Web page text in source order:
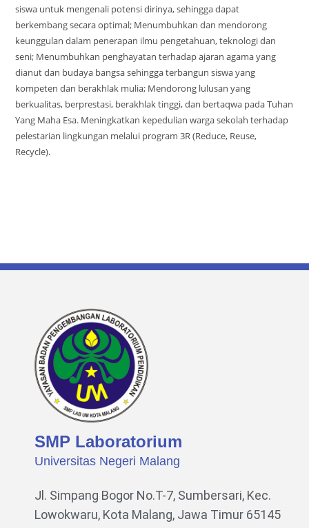
siswa untuk mengenali potensi dirinya, sehingga dapat
berkembang secara optimal; Menumbuhkan dan mendorong
keunggulan dalam penerapan ilmu pengetahuan, teknologi dan
seni; Menumbuhkan penghayatan terhadap ajaran agama yang
dianut dan budaya bangsa sehingga terbangun siswa yang
kompeten dan berakhlak mulia; Mendorong lulusan yang
berkualitas, berprestasi, berakhlak tinggi, dan bertaqwa pada Tuhan
Yang Maha Esa. Meningkatkan kepedulian warga sekolah terhadap
pelestarian lingkungan melalui program 3R (Reduce, Reuse,
Recycle).
SMP Laboratorium
Universitas Negeri Malang
Jl. Simpang Bogor No.T-7, Sumbersari, Kec.
Lowokwaru, Kota Malang, Jawa Timur 65145